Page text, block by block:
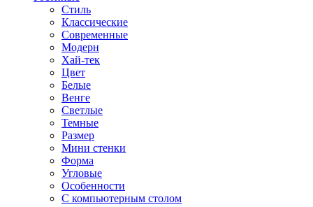
Стиль
Классические
Современные
Модерн
Хай-тек
Цвет
Белые
Венге
Светлые
Темные
Размер
Мини стенки
Форма
Угловые
Особенности
С компьютерным столом